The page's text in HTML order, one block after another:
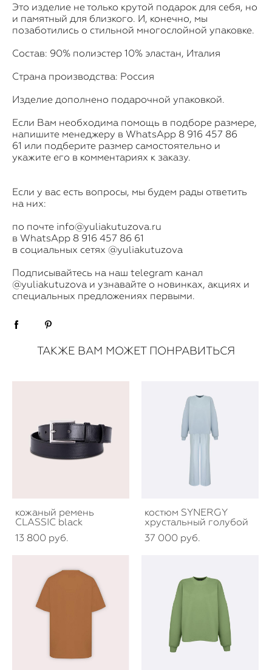
Это изделие не только крутой подарок для себя, но
и памятный для близкого. И, конечно, мы
позаботились о стильной многослойной упаковке.
Состав: 90% полиэстер 10% эластан, Италия
Страна производства: Россия
Изделие дополнено подарочной упаковкой.
Если Вам необходима помощь в подборе размере,
напишите менеджеру в WhatsApp 8 916 457 86
61 или подберите размер самостоятельно и
укажите его в комментариях к заказу.
Если у вас есть вопросы, мы будем рады ответить
на них:
по почте info@yuliakutuzova.ru
в WhatsApp 8 916 457 86 61
в социальных сетях @yuliakutuzova
​Подписывайтесь на наш telegram канал
@yuliakutuzova и узнавайте о новинках, акциях и
специальных предложениях первыми.
ТАКЖЕ ВАМ МОЖЕТ ПОНРАВИТЬСЯ
кожаный ремень
CLASSIC black
13 800 pуб.
костюм SYNERGY
хрустальный голубой
37 000 pуб.